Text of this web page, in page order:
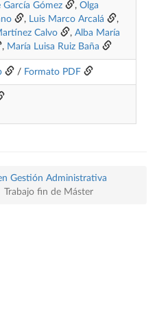
Gómez
, Olga
, Luis Marco Arcalá
,
Calvo
, Alba María
, María Luisa Ruiz Baña
/ Formato PDF
Gestión Administrativa
Trabajo fin de Máster